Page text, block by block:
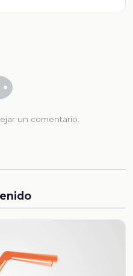
un comentario.